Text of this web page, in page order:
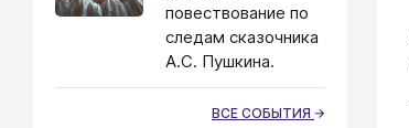
повествование по
следам сказочника
А.С. Пушкина.
ВСЕ СОБЫТИЯ